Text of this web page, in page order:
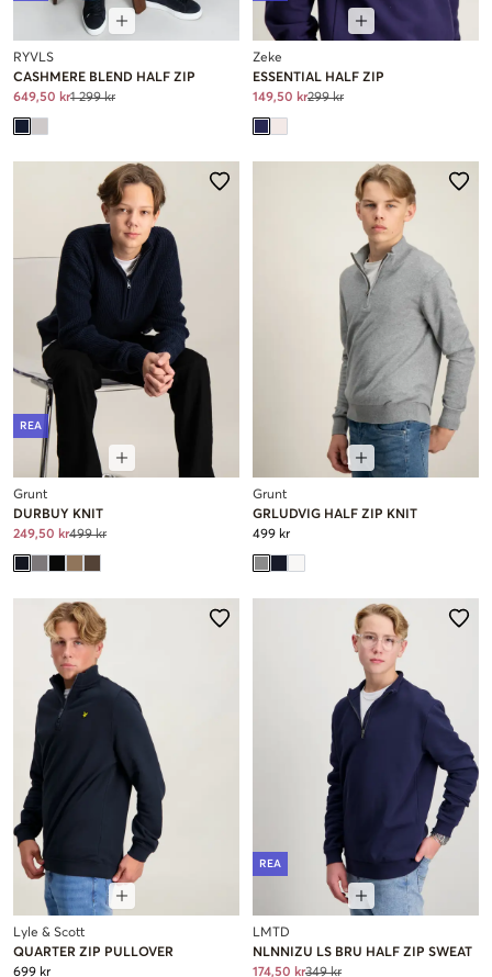
RYVLS
CASHMERE BLEND HALF ZIP
649,50 kr1 299 kr
Zeke
ESSENTIAL HALF ZIP
149,50 kr299 kr
REA
Grunt
DURBUY KNIT
249,50 kr499 kr
Grunt
GRLUDVIG HALF ZIP KNIT
499 kr
Lyle & Scott
QUARTER ZIP PULLOVER
699 kr
REA
LMTD
NLNNIZU LS BRU HALF ZIP SWEAT
174,50 kr349 kr